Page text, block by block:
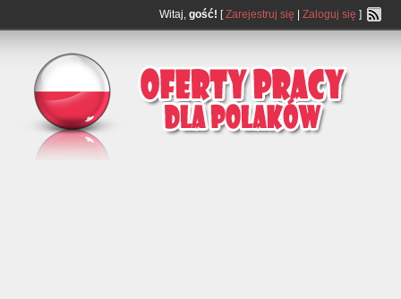
Witaj, gość! [Zarejestruj się Zaloguj się ]